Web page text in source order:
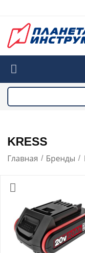
KRESS
Главная / Бренды /